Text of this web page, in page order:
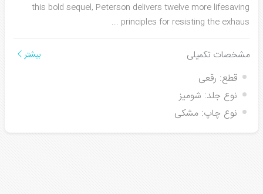
this bold sequel, Peterson delivers twelve more lifesaving
principles for resisting the exhaus
...
مشخصات تکمیلی بیشتر
قطع: رقعی
نوع جلد: شومیز
نوع چاپ: مشکی